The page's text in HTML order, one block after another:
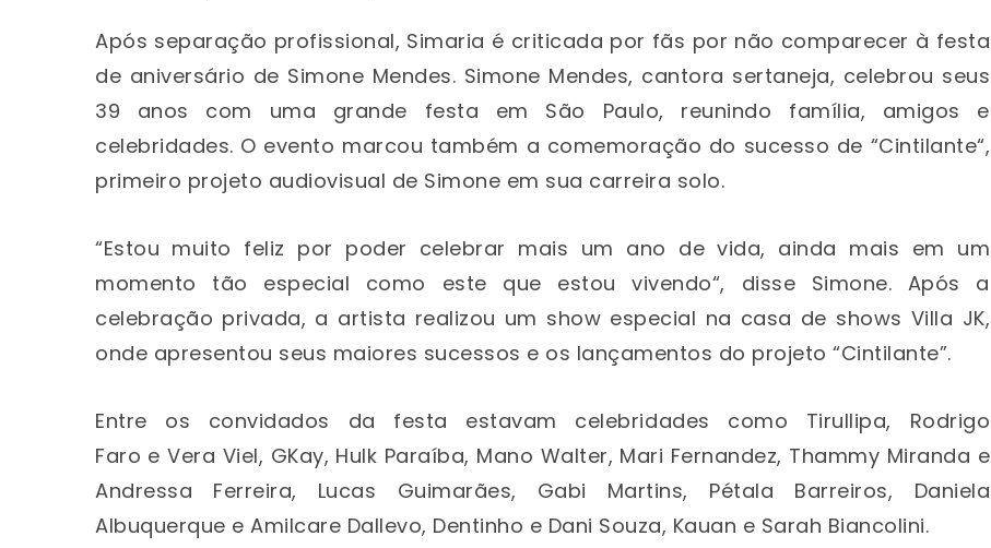
Após separação profissional, Simaria é criticada por fãs por não comparecer à festa
de aniversário de Simone Mendes. Simone Mendes, cantora sertaneja, celebrou seus
39 anos com uma grande festa em São Paulo, reunindo família, amigos e
celebridades. O evento marcou também a comemoração do sucesso de “Cintilante“,
primeiro projeto audiovisual de Simone em sua carreira solo.
“Estou muito feliz por poder celebrar mais um ano de vida, ainda mais em um
momento tão especial como este que estou vivendo“, disse Simone. Após a
celebração privada, a artista realizou um show especial na casa de shows Villa JK,
onde apresentou seus maiores sucessos e os lançamentos do projeto “Cintilante”.
Entre os convidados da festa estavam celebridades como Tirullipa, Rodrigo
Faro e Vera Viel, GKay, Hulk Paraíba, Mano Walter, Mari Fernandez, Thammy Miranda e
Andressa Ferreira, Lucas Guimarães, Gabi Martins, Pétala Barreiros, Daniela
Albuquerque e Amilcare Dallevo, Dentinho e Dani Souza, Kauan e Sarah Biancolini.